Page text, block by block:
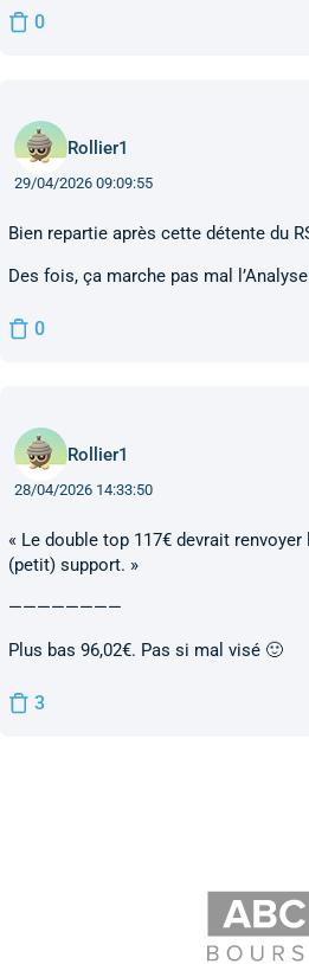
0
Rollier1
29/04/2026 09:09:55
Bien repartie après cette détente du
Des fois, ça marche pas mal
0
Rollier1
28/04/2026 14:33:50
« Le double top 117€ devrait
(petit) support. »
————————
Plus bas 96,02€. Pas si mal visé 🙂
3